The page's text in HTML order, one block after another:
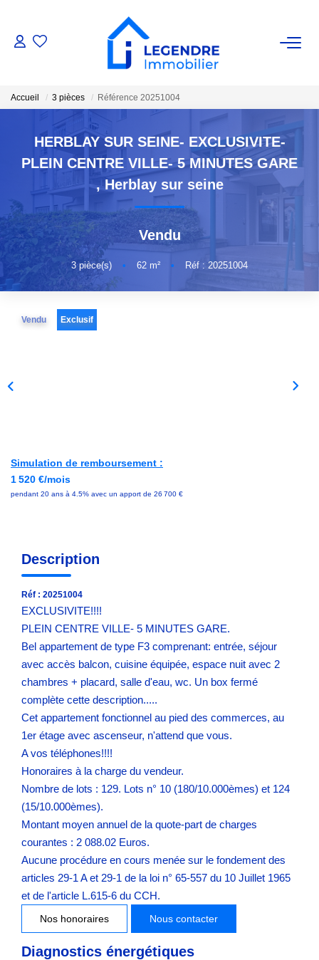
VENTE
Nos Biens Vendus
ESTIMATION
NOS AGENCES
CONTACT
Accueil 3 pièces Référence 20251004
HERBLAY SUR SEINE- EXCLUSIVITE-
PLEIN CENTRE VILLE- 5 MINUTES GARE
,Herblay sur seine
Vendu
3pièce(s) • 62 m² • Réf : 20251004
Vendu Exclusif
Simulation de remboursement :
1 520 €/mois
pendant 20 ans à 4.5% avec un apport de 26 700 €
Description
Réf : 20251004
EXCLUSIVITE!!!!
PLEIN CENTRE VILLE- 5 MINUTES GARE.
Bel appartement de type F3 comprenant: entrée, séjour
avec accès balcon, cuisine équipée, espace nuit avec 2
chambres + placard, salle d'eau, wc. Un box fermé
complète cette description.....
Cet appartement fonctionnel au pied des commerces, au
1er étage avec ascenseur, n'attend que vous.
A vos téléphones!!!!
Honoraires à la charge du vendeur.
Nombre de lots : 129. Lots n° 10 (180/10.000èmes) et 124
(15/10.000èmes).
Montant moyen annuel de la quote-part de charges
courantes : 2 088.02 Euros.
Aucune procédure en cours menée sur le fondement des
articles 29-1 A et 29-1 de la loi n° 65-557 du 10 Juillet 1965
et de l'article L.615-6 du CCH.
Nos honoraires Nous contacter
Diagnostics énergétiques